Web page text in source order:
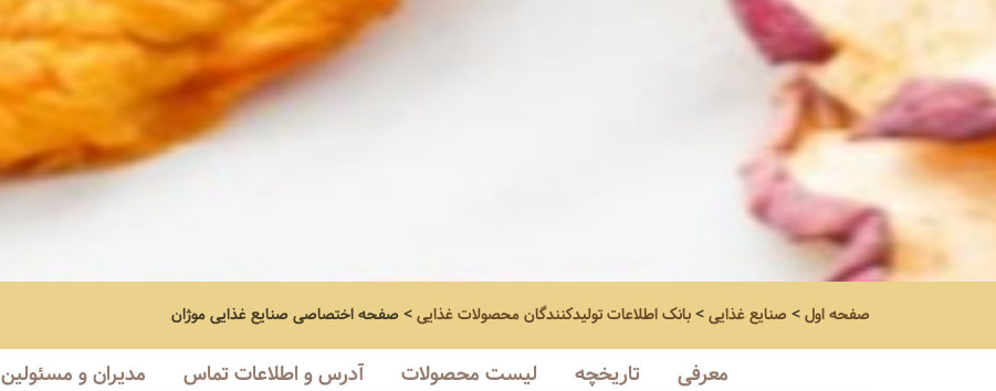
صفحه اول> صنایع غذایی>بانک اطلاعات تولیدکنندگان محصولات غذایی> صفحه اختصاصی صنایع غذایی موژان
معرفی تاریخچه لیست محصولات آدرس و اطلاعات تماس مدیران و مسئولین